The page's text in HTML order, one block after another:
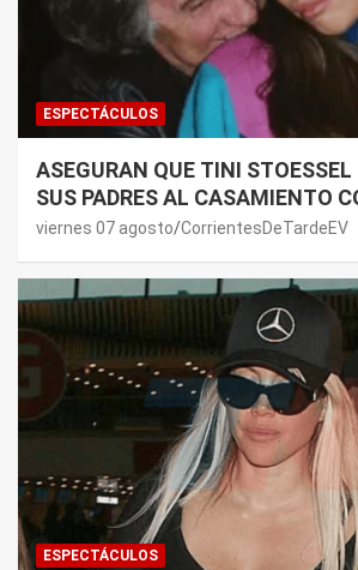
ESPECTÁCULOS
ASEGURAN QUE TINI
SUS PADRES AL CASAMIENTO
DE PAUL: LOS MOTIVOS
viernes 07 agosto CorrientesDeTardeEV
ESPECTÁCULOS